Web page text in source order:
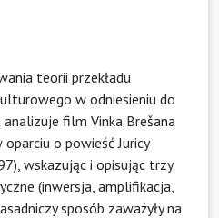
teorii przekładu
w odniesieniu do
film Vinka Brešana
o powieść Juricy
wskazując i opisując trzy
(inwersja, amplifikacja,
sposób zaważyły na